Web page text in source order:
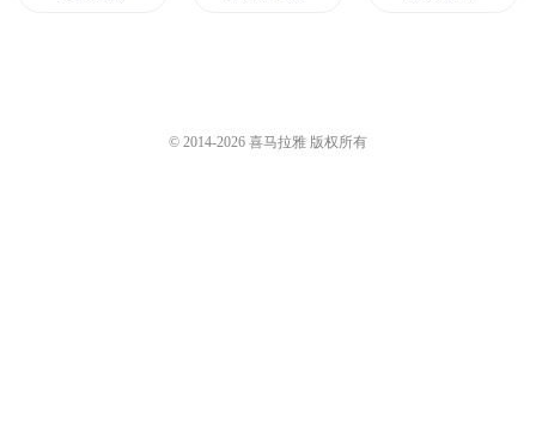
© 2014-2026 喜马拉雅 版权所有